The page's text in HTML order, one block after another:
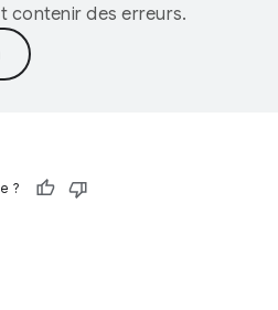
contenir des erreurs.
?